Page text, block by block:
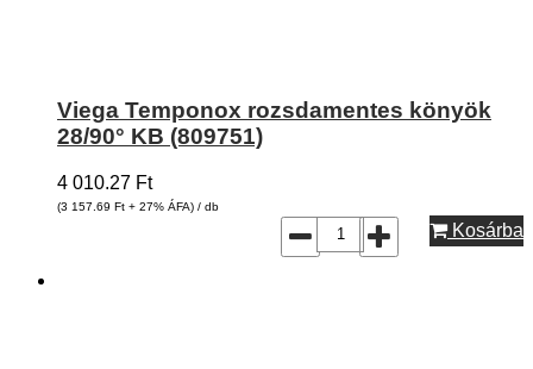
Viega Temponox rozsdamentes könyök
28/90° KB (809751)
4 010.27 Ft
(3 157.69 Ft + 27% ÁFA) / db
Kosárba